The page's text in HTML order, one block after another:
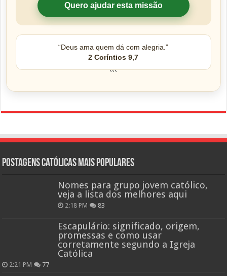
Quero ajudar esta missão
“Deus ama quem dá com alegria.”
2 Coríntios 9,7
```
Postagens católicas mais Populares
Nomes para grupo jovem católico,
veja a lista dos melhores aqui
2:18 PM 83
Escapulário: significado, origem,
promessas e como usar
corretamente segundo a Igreja
Católica
2:21 PM 77